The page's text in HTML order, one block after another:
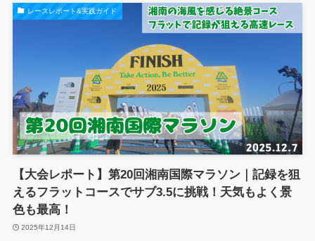
レースレポート&実践ガイド
【大会レポート】第20回湘南国際マラソン｜記録を狙
えるフラットコースでサブ3.5に挑戦！天気もよく景
色も最高！
2025年12月14日